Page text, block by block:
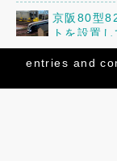
京阪80型
トを設置し
三菱「ミニ
スーパー
entries and